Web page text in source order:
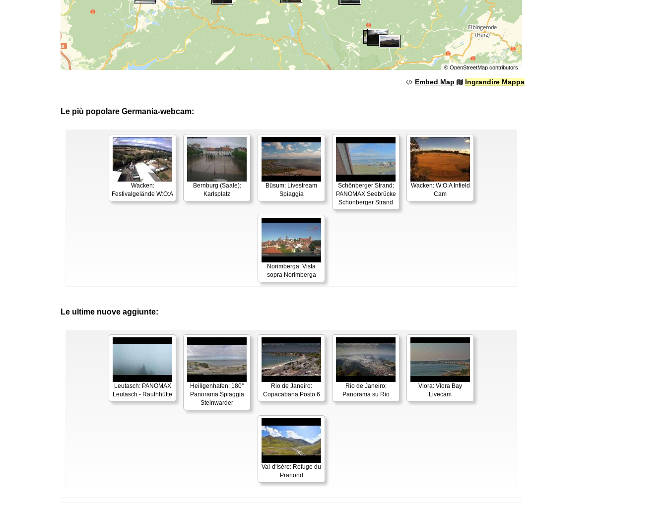
© OpenStreetMapcontributors.
Embed Map Ingrandire Mappa
Le più popolare Germania-webcam:
Wacken:
Festivalgelände W:O:A
Bernburg (Saale):
Karlsplatz
Büsum: Livestream
Spiaggia
Schönberger Strand:
PANOMAX Seebrücke
Schönberger Strand
Wacken: W:O:A Infield
Cam
Norimberga: Vista
sopra Norimberga
Le ultime nuove aggiunte:
Leutasch: PANOMAX
Leutasch - Rauthhütte
Heiligenhafen: 180°
Panorama Spiaggia
Steinwarder
Rio de Janeiro:
Copacabana Posto 6
Rio de Janeiro:
Panorama su Rio
Vlora: Vlora Bay
Livecam
Val-d'Isère: Refuge du
Prariond